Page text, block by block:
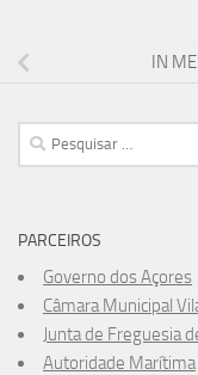
IN
Pesquisar
por:
PARCEIROS
Governo dos Açores
Câmara Municipal
Junta de Freguesia
Autoridade Marítima